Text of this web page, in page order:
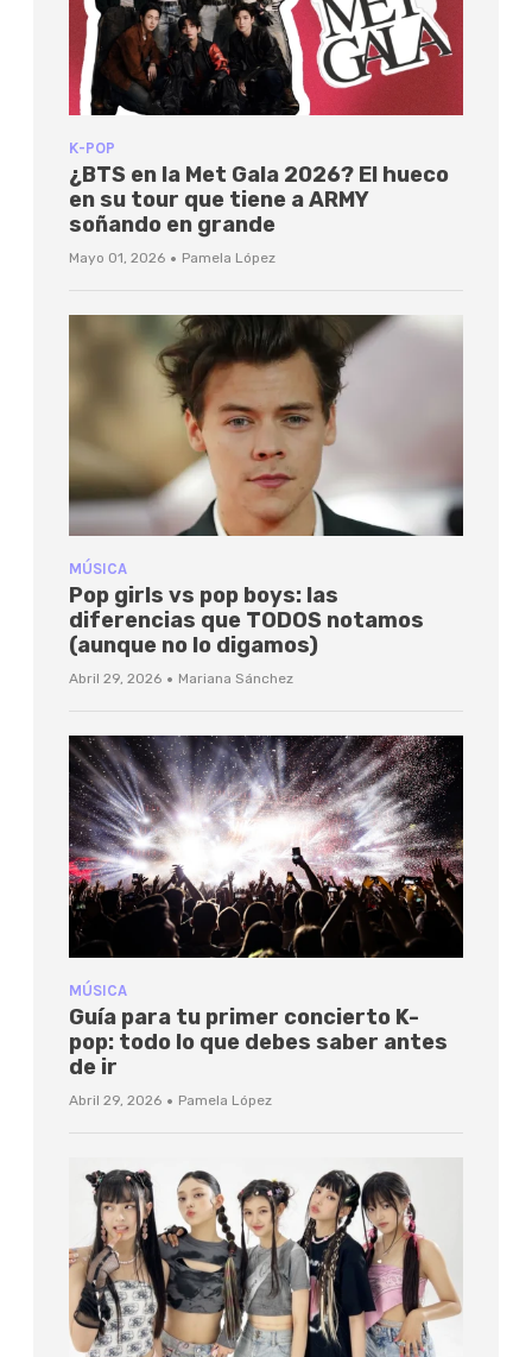
K-POP
¿BTS en la Met Gala 2026? El hueco
en su tour que tiene a ARMY
soñando en grande
Mayo 01, 2026 · Pamela López
MÚSICA
Pop girls vs pop boys: las
diferencias que TODOS notamos
(aunque no lo digamos)
Abril 29, 2026 · Mariana Sánchez
MÚSICA
Guía para tu primer concierto K-
pop: todo lo que debes saber antes
de ir
Abril 29, 2026 · Pamela López